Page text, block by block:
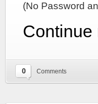
(No Password
Continue
0 Comments